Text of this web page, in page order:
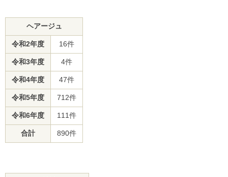
ヘアージュ
令和2年度 16件
令和3年度 4件
令和4年度 47件
令和5年度 712件
令和6年度 111件
合計 890件